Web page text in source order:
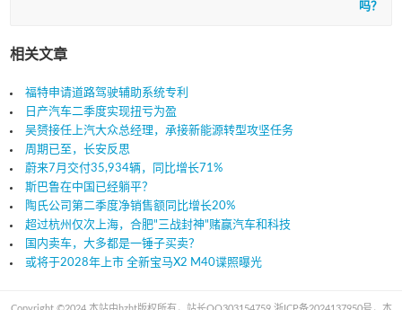
吗？
相关文章
福特申请道路驾驶辅助系统专利
日产汽车二季度实现扭亏为盈
吴赟接任上汽大众总经理，承接新能源转型攻坚任务
周期已至，长安反思
蔚来7月交付35,934辆，同比增长71%
斯巴鲁在中国已经躺平？
陶氏公司第二季度净销售额同比增长20%
超过杭州仅次上海，合肥"三战封神"赌赢汽车和科技
国内卖车，大多都是一锤子买卖？
或将于2028年上市 全新宝马X2 M40谍照曝光